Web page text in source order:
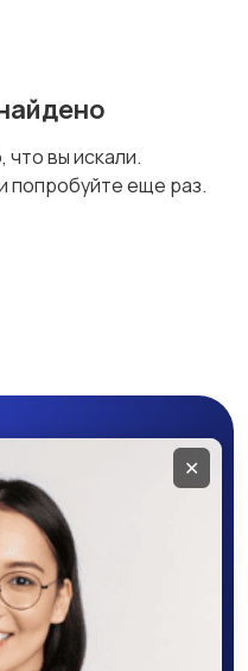
что вы искали.
попробуйте еще раз.
Play –
выигрывайте
✕